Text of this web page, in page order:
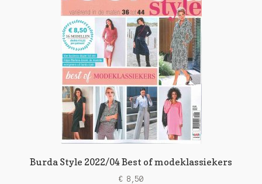
Burda Style 2022/04 Best of modeklassiekers
€ 8,50